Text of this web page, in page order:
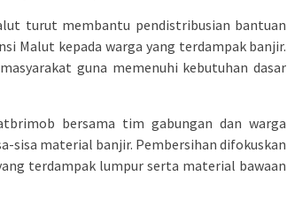
turut membantu pendistribusian bantuan
Malut kepada warga yang terdampak banjir.
guna memenuhi kebutuhan dasar
bersama tim gabungan dan warga
sisa material banjir. Pembersihan difokuskan
terdampak lumpur serta material bawaan